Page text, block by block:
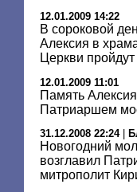
12.01.2009 14:22
В сороковой
Алексия в
Церкви
12.01.2009 11:01
Память
Патриаршем
31.12.2008 22:24|
Новогодний
возглавил
митрополит